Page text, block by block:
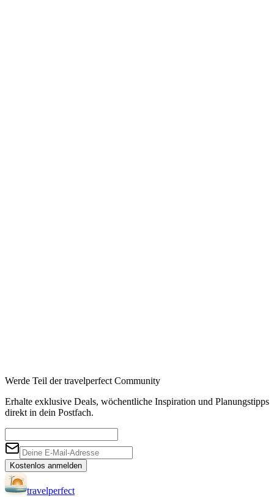
Werde Teil der travelperfect Community
Erhalte exklusive Deals, wöchentliche Inspiration und Planungstipps
direkt in dein Postfach.
Kostenlos anmelden
travelperfect